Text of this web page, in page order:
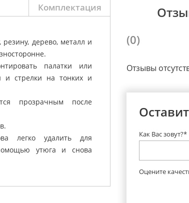
Комплектация
резину, дерево, металл и
палатки или
и стрелки на тонких и
прозрачным после
легко удалить для
утюга и снова
(0)
Отзывы
Как Вас зовут?*
Оцените